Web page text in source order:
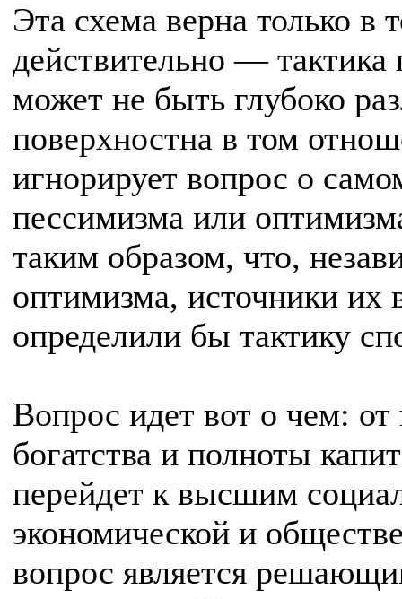
Эта схема верна только в
действительно —
может не быть глубоко
поверхностна в том
игнорирует вопрос о
пессимизма или
таким образом, что,
оптимизма, источники их
определили бы тактику
Вопрос идет вот о чем:
богатства и полноты
перейдет к высшим
экономической и
вопрос является